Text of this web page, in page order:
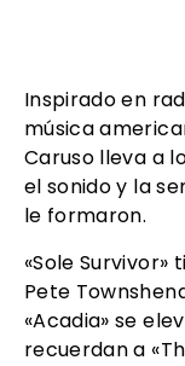
Inspirado en
música
Caruso lleva a
el sonido y la
le formaron.
«Sole
Pete
«Acadia» se
recuerdan a